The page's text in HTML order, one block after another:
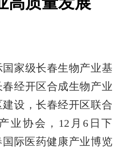
家级长春生物产业基
经开区合成生物产业
设，长春经开区联合
业协会，12月6日下
国际医药健康产业博览